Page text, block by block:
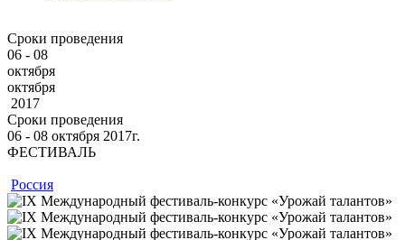
Сроки проведения
06 - 08
октября
октября
2017
Сроки проведения
06 ‐ 08 октября 2017г.
ФЕСТИВАЛЬ
Россия